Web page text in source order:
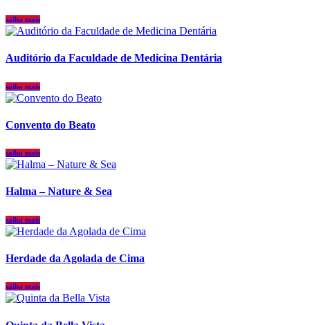
saiba mais
Auditório da Faculdade de Medicina Dentária
saiba mais
Convento do Beato
saiba mais
Halma – Nature & Sea
saiba mais
Herdade da Agolada de Cima
saiba mais